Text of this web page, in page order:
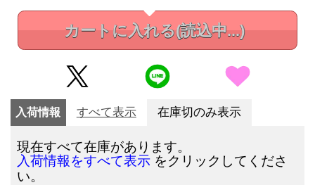
カートに入れる(読込中...)
入荷情報 すべて表示 在庫切のみ表示
現在すべて在庫があります。
入荷情報をすべて表示 をクリックしてくださ
い。